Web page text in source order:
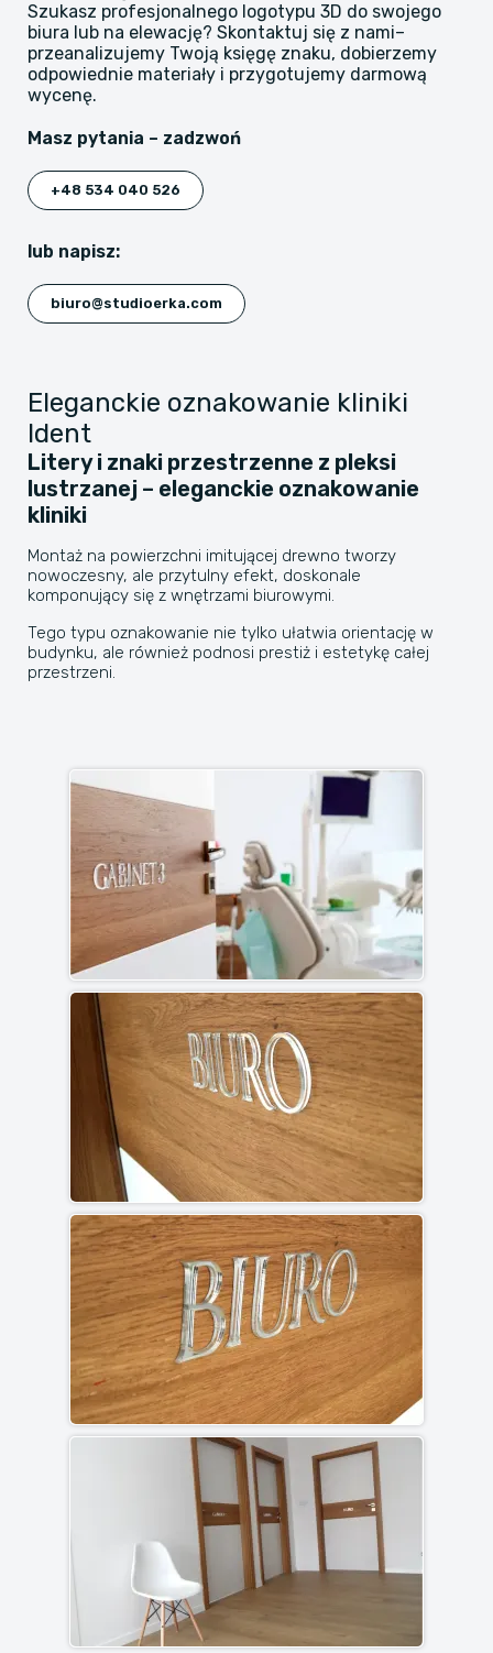
​Szukasz profesjonalnego logotypu 3D do swojego
biura lub na elewację? Skontaktuj się z nami–
przeanalizujemy Twoją księgę znaku, dobierzemy
odpowiednie materiały i przygotujemy darmową
wycenę.
Masz pytania – zadzwoń
+48 534 040 526
lub napisz:
biuro@studioerka.com
Eleganckie oznakowanie kliniki
Ident
Litery i znaki przestrzenne z pleksi
lustrzanej – eleganckie oznakowanie
kliniki
Montaż na powierzchni imitującej drewno tworzy
nowoczesny, ale przytulny efekt, doskonale
komponujący się z wnętrzami biurowymi.
Tego typu oznakowanie nie tylko ułatwia orientację w
budynku, ale również podnosi prestiż i estetykę całej
przestrzeni.